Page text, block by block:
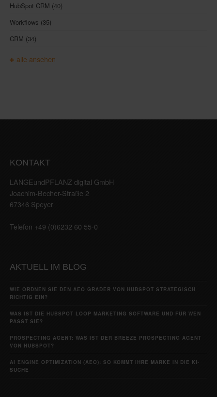
HubSpot CRM (40)
Workflows (35)
CRM (34)
alle ansehen
KONTAKT
LANGEundPFLANZ digital GmbH
Joachim-Becher-Straße 2
67346 Speyer
Telefon +49 (0)6232 60 55-0
AKTUELL IM BLOG
WIE ORDNEN SIE DEN AEO GRADER VON HUBSPOT STRATEGISCH
RICHTIG EIN?
WAS IST DIE HUBSPOT LOOP MARKETING SOFTWARE UND FÜR WEN
PASST SIE?
PROSPECTING AGENT: WAS IST DER BREEZE PROSPECTING AGENT
VON HUBSPOT?
AI ENGINE OPTIMIZATION (AEO): SO KOMMT IHRE MARKE IN DIE KI-
SUCHE